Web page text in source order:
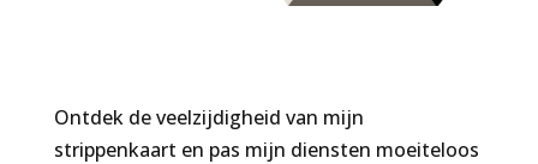
Ontdek de veelzijdigheid van mijn
strippenkaart en pas mijn diensten moeiteloos